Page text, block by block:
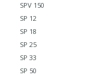
SPV 150
SP 12
SP 18
SP 25
SP 33
SP 50